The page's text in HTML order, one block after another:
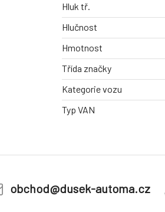
Hluk tř.
Hlučnost
Hmotnost
Třída značky
Kategorie vozu
Typ VAN
obchod@dusek-automa.cz